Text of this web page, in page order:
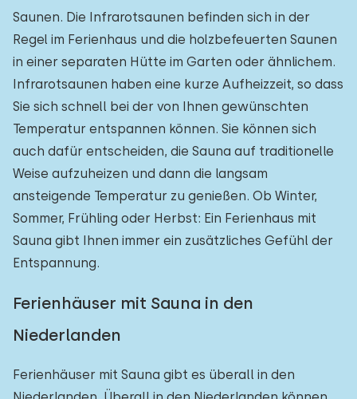
Saunen. Die Infrarotsaunen befinden sich in der
Regel im Ferienhaus und die holzbefeuerten Saunen
in einer separaten Hütte im Garten oder ähnlichem.
Infrarotsaunen haben eine kurze Aufheizzeit, so dass
Sie sich schnell bei der von Ihnen gewünschten
Temperatur entspannen können. Sie können sich
auch dafür entscheiden, die Sauna auf traditionelle
Weise aufzuheizen und dann die langsam
ansteigende Temperatur zu genießen. Ob Winter,
Sommer, Frühling oder Herbst: Ein Ferienhaus mit
Sauna gibt Ihnen immer ein zusätzliches Gefühl der
Entspannung.
Ferienhäuser mit Sauna in den
Niederlanden
Ferienhäuser mit Sauna gibt es überall in den